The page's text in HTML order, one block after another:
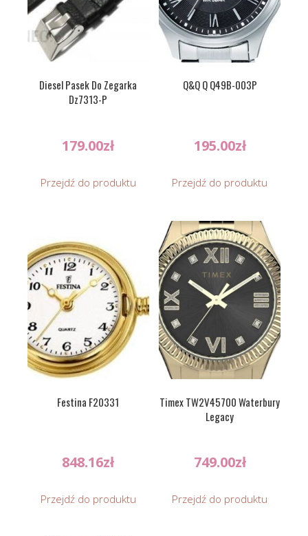
Diesel Pasek Do Zegarka
Dz7313-P
179.00zł
Przejdź do produktu
Q&Q Q Q49B-003P
195.00zł
Przejdź do produktu
Festina F20331
848.16zł
Przejdź do produktu
Timex TW2V45700 Waterbury
Legacy
749.00zł
Przejdź do produktu